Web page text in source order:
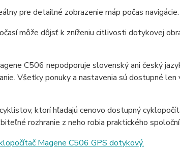
pre detailné zobrazenie máp počas navigácie.
môže dôjsť k zníženiu citlivosti dotykovej
C506 nepodporuje slovenský ani český
Všetky ponuky a nastavenia sú dostupné len
ktorí hľadajú cenovo dostupný
rozhranie z neho robia praktického
Magene C506 GPS dotykový.